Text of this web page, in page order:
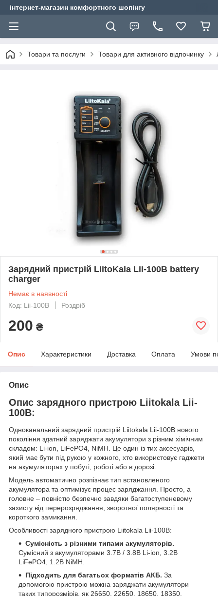
інтернет-магазин комфортного шопінгу
Товари та послуги Товари для активного відпочинку
Зарядний пристрій LiitoKala Lii-100B battery
charger
Немає в наявності
Код: Lii-100B
Роздріб
200 ₴
Опис Характеристики Доставка Оплата Умови
Опис
Опис зарядного пристрою Liitokala Lii-
100B:
Одноканальний зарядний пристрій Liitokala Lii-100B нового
покоління здатний заряджати акумулятори з різним хімічним
складом: Li-ion, LiFePO4, NiMH. Це один із тих аксесуарів,
який має бути під рукою у кожного, хто використовує гаджети
на акумуляторах у побуті, роботі або в дорозі.
Модель автоматично розпізнає тип встановленого
акумулятора та оптимізує процес заряджання. Просто, а
головне – повністю безпечно завдяки багатоступеневому
захисту від перерозряджання, зворотної полярності та
короткого замикання.
Особливості зарядного пристрою Liitokala Lii-100B:
Сумісність з різними типами акумуляторів.
Сумісний з акумуляторами 3.7В / 3.8В Li-ion, 3.2В
LiFePO4, 1.2В NiMH.
Підходить для багатьох форматів АКБ. За
допомогою пристрою можна заряджати акумулятори
таких типорозмірів, як 26650, 22650, 18650, 18350,